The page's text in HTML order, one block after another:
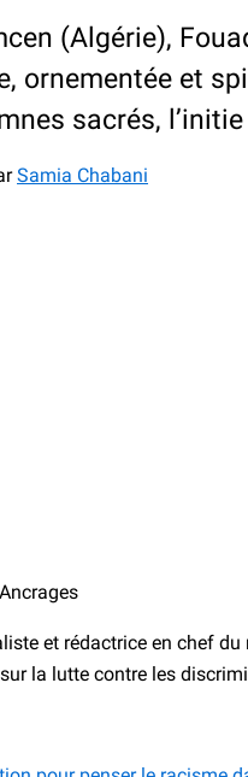
(Algérie),
ornementée et
sacrés,
Samia Chabani
et rédactrice en chef
la lutte contre les